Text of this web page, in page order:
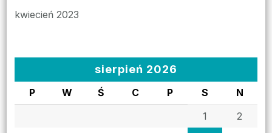
kwiecień 2023
sierpień 2026
P W Ś C P S
N
1
2